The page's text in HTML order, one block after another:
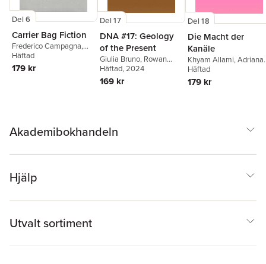
Del 6
Carrier Bag Fiction
Frederico Campagna,
Dorothee Elmiger
K. Le Guin
Sarah Shin
Häftad
179 kr
Del 17
DNA #17: Geology
of the Present
Giulia Bruno, Rowan
Deer,Armin Linke
Simon Turner
Anthropocene Working
Häftad, 2024
169 kr
Del 18
Die Macht der
Kanäle
Khyam Allami, Adriana
Amaral
Ekomane
Gayraud
Detlef
Arno
Häftad
179 kr
Akademibokhandeln
Hjälp
Utvalt sortiment